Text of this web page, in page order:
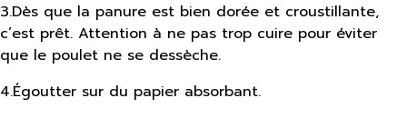
3.Dès que la panure est bien dorée et croustillante,
c’est prêt. Attention à ne pas trop cuire pour éviter
que le poulet ne se dessèche.
4.Égoutter sur du papier absorbant.